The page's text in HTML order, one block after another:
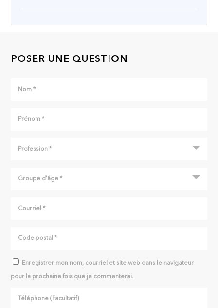
POSER UNE QUESTION
Enregistrer mon nom, courriel et site web dans le navigateur
pour la prochaine fois que je commenterai.